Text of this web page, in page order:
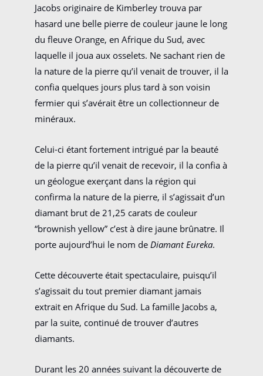
Jacobs originaire de Kimberley trouva par
hasard une belle pierre de couleur jaune le long
du fleuve Orange, en Afrique du Sud, avec
laquelle il joua aux osselets. Ne sachant rien de
la nature de la pierre qu’il venait de trouver, il la
confia quelques jours plus tard à son voisin
fermier qui s’avérait être un collectionneur de
minéraux.
Celui-ci étant fortement intrigué par la beauté
de la pierre qu’il venait de recevoir, il la confia à
un géologue exerçant dans la région qui
confirma la nature de la pierre, il s’agissait d’un
diamant brut de 21,25 carats de couleur
“brownish yellow” c’est à dire jaune brûnatre. Il
porte aujourd’hui le nom de Diamant Eureka.
Cette découverte était spectaculaire, puisqu’il
s’agissait du tout premier diamant jamais
extrait en Afrique du Sud. La famille Jacobs a,
par la suite, continué de trouver d’autres
diamants.
Durant les 20 années suivant la découverte de